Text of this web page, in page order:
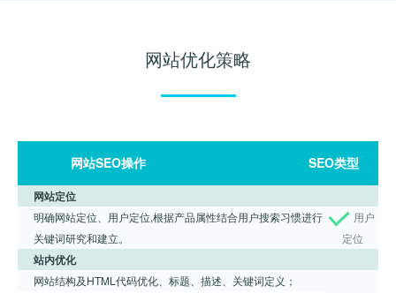
网站优化策略
网站SEO操作 SEO类型
网站定位
明确网站定位、用户定位,根据产品属性结合用户搜索习惯进行
关键词研究和建立。
用户
定位
站内优化
网站结构及HTML代码优化、标题、描述、关键词定义；